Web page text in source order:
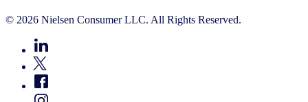
© 2026 Nielsen Consumer LLC. All Rights Reserved.